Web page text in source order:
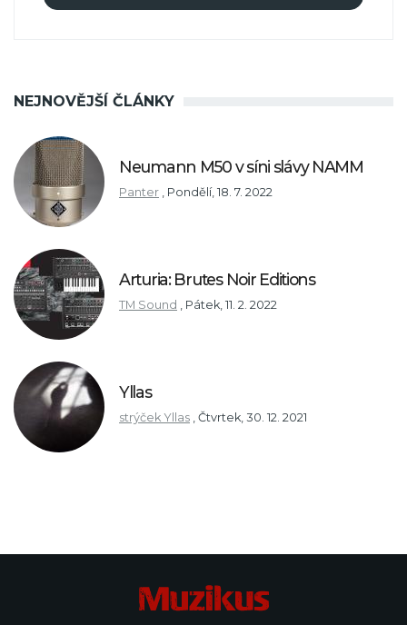
NEJNOVĚJŠÍ ČLÁNKY
Neumann M50 v síni slávy NAMM
Panter Pondělí, 18. 7. 2022
Arturia: Brutes Noir Editions
TM Sound Pátek, 11. 2. 2022
Yllas
strýček Yllas Čtvrtek, 30. 12. 2021